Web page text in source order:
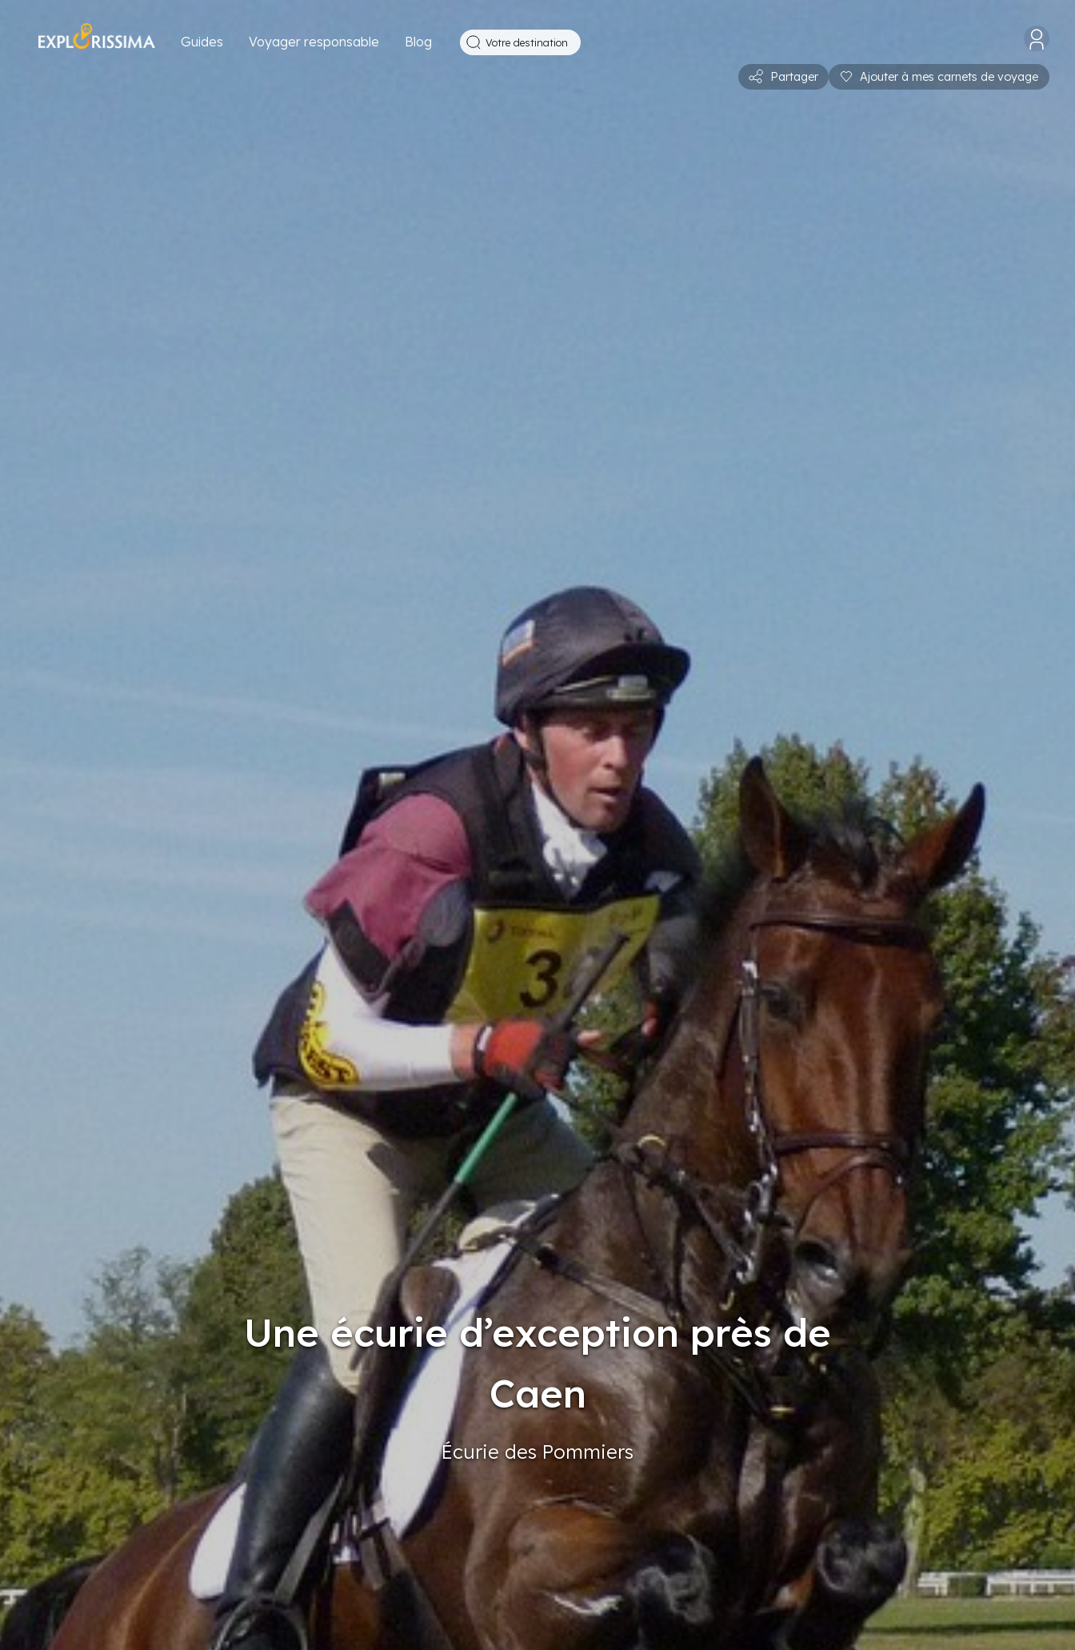
Partager Ajouter à mes carnets de voyage
Une écurie d’exception près de
Caen
Écurie des Pommiers
Guides Voyager responsable Blog Votre destination